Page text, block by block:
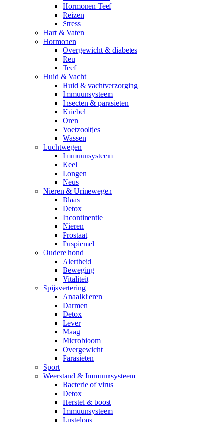
Hormonen Teef
Reizen
Stress
Hart & Vaten
Hormonen
Overgewicht & diabetes
Reu
Teef
Huid & Vacht
Huid & vachtverzorging
Immuunsysteem
Insecten & parasieten
Kriebel
Oren
Voetzooltjes
Wassen
Luchtwegen
Immuunsysteem
Keel
Longen
Neus
Nieren & Urinewegen
Blaas
Detox
Incontinentie
Nieren
Prostaat
Puspiemel
Oudere hond
Alertheid
Beweging
Vitaliteit
Spijsvertering
Anaalklieren
Darmen
Detox
Lever
Maag
Microbioom
Overgewicht
Parasieten
Sport
Weerstand & Immuunsysteem
Bacterie of virus
Detox
Herstel & boost
Immuunsysteem
Lusteloos